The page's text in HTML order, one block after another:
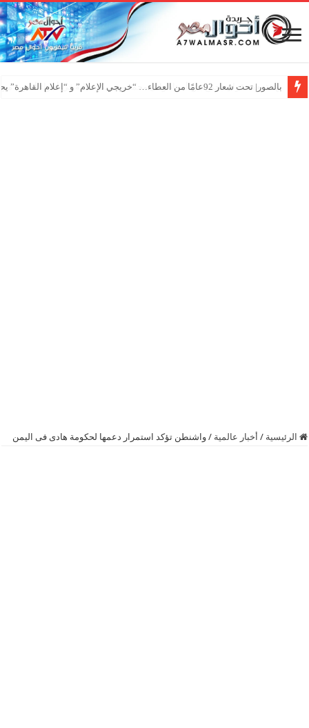
بالصور| تحت شعار 92عامًا من العطاء… “خريجي الإعلام” و “إعلام القاهرة” يحتفلان بـ”عيد الإعلاميين”
تهنئة بعقد قران يجمع بين أستاذ وائل محمد وشريكة حياته في أجواء أسرية
الرئيسية / أخبار عالمية / ‏واشنطن‬ تؤكد استمرار دعمها لحكومة هادى فى ‫‏اليمن‬